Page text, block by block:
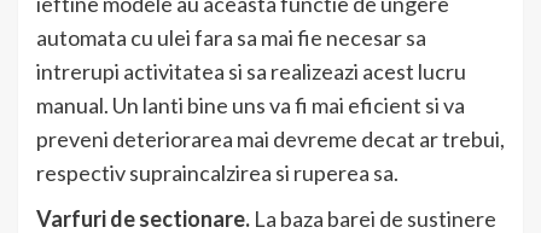
automata cu ulei fara sa mai fie necesar sa
intrerupi activitatea si sa realizeazi acest lucru
manual. Un lanti bine uns va fi mai eficient si va
preveni deteriorarea mai devreme decat ar trebui,
respectiv supraincalzirea si ruperea sa.
Varfuri de sectionare. La baza barei de sustinere